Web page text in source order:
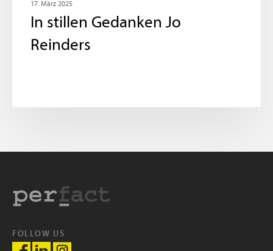
17. März 2025
In stillen Gedanken Jo
Reinders
FOLLOW US